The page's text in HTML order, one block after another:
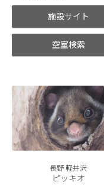
施設サイト
空室検索
長野 軽井沢
ピッキオ